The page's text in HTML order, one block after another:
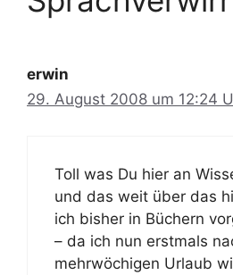
erwin
29. August 2008 um 12:24
Toll was Du hier an
und das weit über das
ich bisher in Büchern
– da ich nun erstmals
mehrwöchigen Urlaub